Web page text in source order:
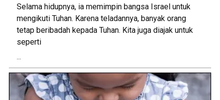
Selama hidupnya, ia memimpin bangsa Israel untuk
mengikuti Tuhan. Karena teladannya, banyak orang
tetap beribadah kepada Tuhan. Kita juga diajak untuk
seperti
...